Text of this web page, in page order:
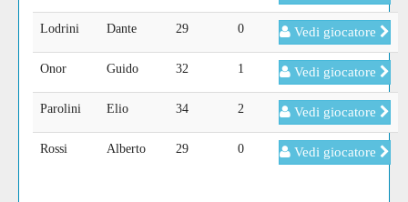
Lodrini Dante 29 0 Vedi giocatore
Onor Guido 32 1 Vedi giocatore
Parolini Elio 34 2 Vedi giocatore
Rossi Alberto 29 0 Vedi giocatore